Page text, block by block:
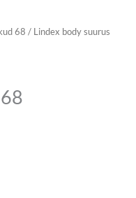
68 / Lindex body suurus